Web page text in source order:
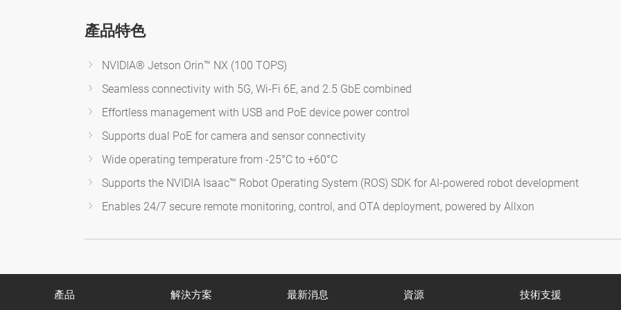
產品特色
NVIDIA® Jetson Orin™ NX (100 TOPS)
Seamless connectivity with 5G, Wi-Fi 6E, and 2.5 GbE combined
Effortless management with USB and PoE device power control
Supports dual PoE for camera and sensor connectivity
Wide operating temperature from -25°C to +60°C
Supports the NVIDIA Isaac™ Robot Operating System (ROS) SDK for AI-powered robot development
Enables 24/7 secure remote monitoring, control, and OTA deployment, powered by Allxon
產品 解決方案 最新消息 資源 技術支援